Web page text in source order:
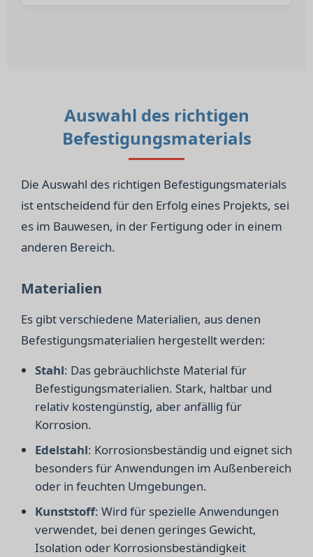
Auswahl des richtigen
Befestigungsmaterials
Die Auswahl des richtigen Befestigungsmaterials
ist entscheidend für den Erfolg eines Projekts, sei
es im Bauwesen, in der Fertigung oder in einem
anderen Bereich.
Materialien
Es gibt verschiedene Materialien, aus denen
Befestigungsmaterialien hergestellt werden:
Stahl: Das gebräuchlichste Material für
Befestigungsmaterialien. Stark, haltbar und
relativ kostengünstig, aber anfällig für
Korrosion.
Edelstahl: Korrosionsbeständig und eignet sich
besonders für Anwendungen im Außenbereich
oder in feuchten Umgebungen.
Kunststoff: Wird für spezielle Anwendungen
verwendet, bei denen geringes Gewicht,
Isolation oder Korrosionsbeständigkeit